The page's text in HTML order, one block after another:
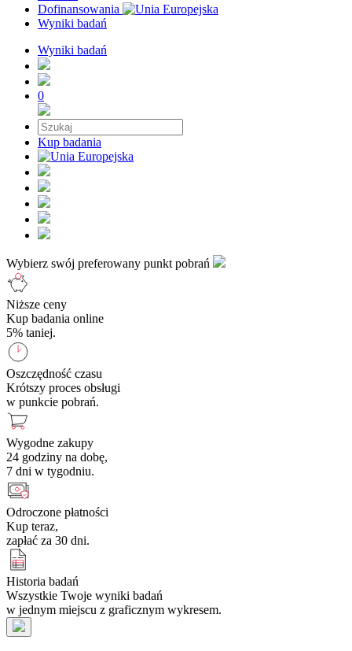
Dofinansowania
Wyniki badań
Wyniki badań
0
Kup badania
Wybierz swój preferowany punkt pobrań
Niższe ceny
Kup badania online
5% taniej.
Oszczędność czasu
Krótszy proces obsługi
w punkcie pobrań.
Wygodne zakupy
24 godziny na dobę,
7 dni w tygodniu.
Odroczone płatności
Kup teraz,
zapłać za 30 dni.
Historia badań
Wszystkie Twoje wyniki badań
w jednym miejscu z graficznym wykresem.